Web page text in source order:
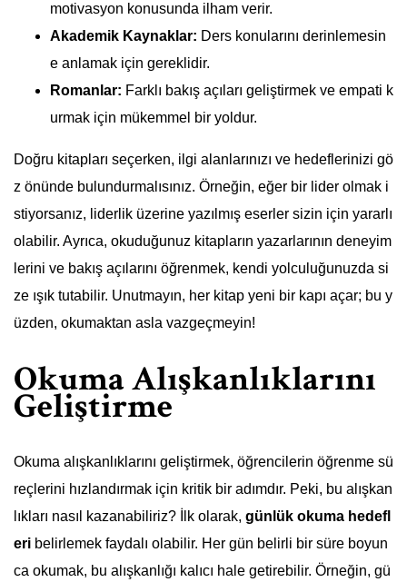
motivasyon konusunda ilham verir.
Akademik Kaynaklar: Ders konularını derinlemesin
e anlamak için gereklidir.
Romanlar: Farklı bakış açıları geliştirmek ve empati k
urmak için mükemmel bir yoldur.
Doğru kitapları seçerken, ilgi alanlarınızı ve hedeflerinizi gö
z önünde bulundurmalısınız. Örneğin, eğer bir lider olmak i
stiyorsanız, liderlik üzerine yazılmış eserler sizin için yararlı
olabilir. Ayrıca, okuduğunuz kitapların yazarlarının deneyim
lerini ve bakış açılarını öğrenmek, kendi yolculuğunuzda si
ze ışık tutabilir. Unutmayın, her kitap yeni bir kapı açar; bu y
üzden, okumaktan asla vazgeçmeyin!
Okuma Alışkanlıklarını
Geliştirme
Okuma alışkanlıklarını geliştirmek, öğrencilerin öğrenme sü
reçlerini hızlandırmak için kritik bir adımdır. Peki, bu alışkan
lıkları nasıl kazanabiliriz? İlk olarak, günlük okuma hedefl
eri belirlemek faydalı olabilir. Her gün belirli bir süre boyun
ca okumak, bu alışkanlığı kalıcı hale getirebilir. Örneğin, gü